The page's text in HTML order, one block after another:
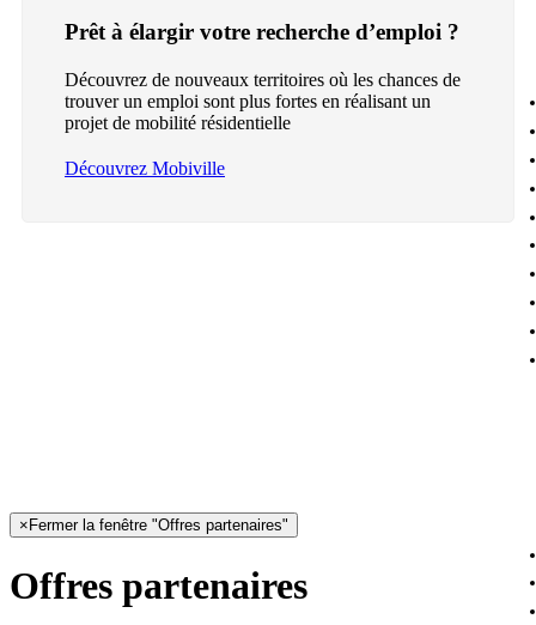
Prêt à élargir votre recherche d’emploi ?
Découvrez de nouveaux territoires où les chances de
trouver un emploi sont plus fortes en réalisant un
projet de mobilité résidentielle
Découvrez Mobiville
× Fermer la fenêtre "Offres partenaires"
Offres partenaires